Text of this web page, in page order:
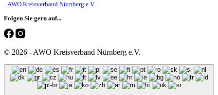
AWO Kreisverband Nürnberg e.V.
Folgen Sie gern auf...
© 2026 - AWO Kreisverband Nürnberg e.V.